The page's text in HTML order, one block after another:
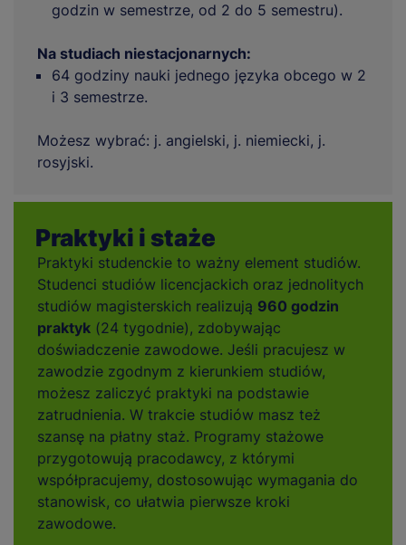
godzin w semestrze, od 2 do 5 semestru).
Na studiach niestacjonarnych:
64 godziny nauki jednego języka obcego w 2
i 3 semestrze.
Możesz wybrać: j. angielski, j. niemiecki, j.
rosyjski.
Praktyki i staże
Praktyki studenckie to ważny element studiów.
Studenci studiów licencjackich oraz jednolitych
studiów magisterskich realizują 960 godzin
praktyk (24 tygodnie), zdobywając
doświadczenie zawodowe. Jeśli pracujesz w
zawodzie zgodnym z kierunkiem studiów,
możesz zaliczyć praktyki na podstawie
zatrudnienia. W trakcie studiów masz też
szansę na płatny staż. Programy stażowe
przygotowują pracodawcy, z którymi
współpracujemy, dostosowując wymagania do
stanowisk, co ułatwia pierwsze kroki
zawodowe.